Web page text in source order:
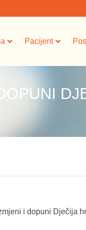
Pacijent
i dopuni Dječija